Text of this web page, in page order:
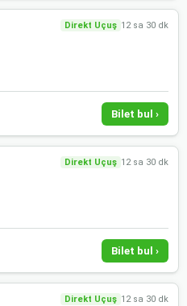
Direkt Uçuş 12 sa 30 dk
Bilet bul ›
Direkt Uçuş 12 sa 30 dk
Bilet bul ›
Direkt Uçuş 12 sa 30 dk